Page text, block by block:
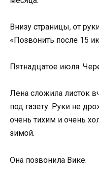
Внизу страницы, от
«Позвонить после 15
Пятнадцатое июля.
Лена сложила листок
под газету. Руки не
очень тихим и очень
зимой.
Она позвонила Вике.